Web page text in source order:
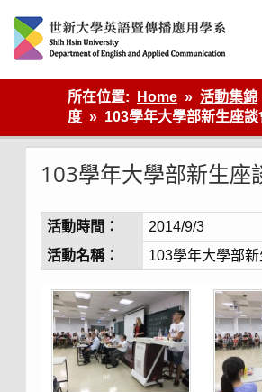
content
英語傳播
所在位置:
Home 活動集錦
度
103學年大學部新生座談
103學年大學部新生座
活動時間：
2014/9/3
活動名稱：
103學年大學部